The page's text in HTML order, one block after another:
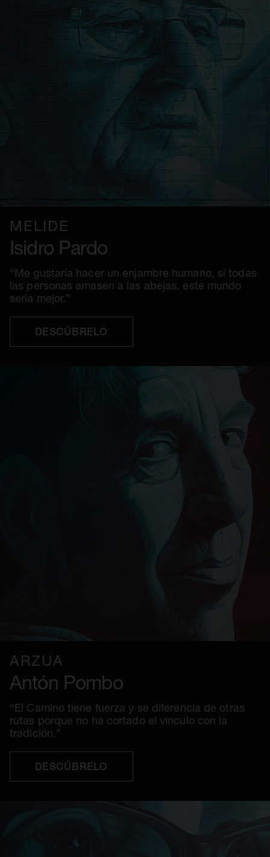
MELIDE
Isidro Pardo
“Me gustaría hacer un enjambre humano, si todas
las personas amasen a las abejas, este mundo
sería mejor.”
DESCÚBRELO
ARZÚA
Antón Pombo
“El Camino tiene fuerza y se diferencia de otras
rutas porque no ha cortado el vinculo con la
tradición.”
DESCÚBRELO